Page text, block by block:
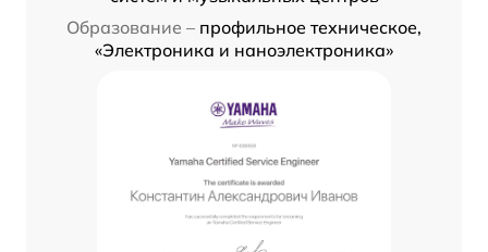
Образование – профильное техническое,
«Электроника и наноэлектроника»